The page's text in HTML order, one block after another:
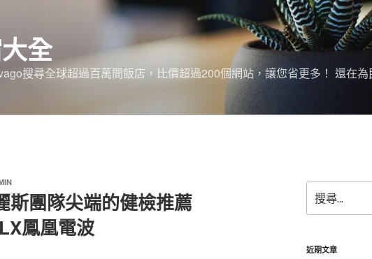
全
搜尋全球超過百萬間飯店，比價超過200個網站，讓您省更多！ 還在
斯團隊尖端的健檢推薦
鳳凰電波
尋
關
字:
近期文章